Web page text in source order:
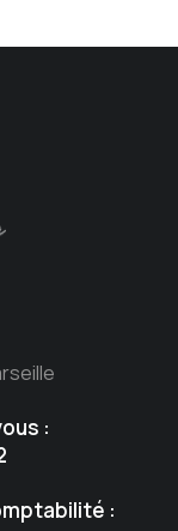
:
: